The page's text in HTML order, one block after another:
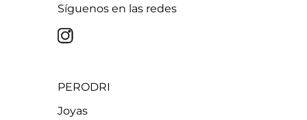
Síguenos en las redes
PERODRI
Joyas